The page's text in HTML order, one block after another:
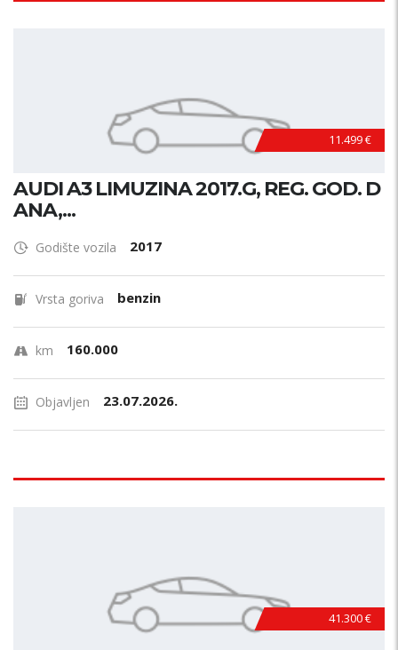
11.499 €
AUDI A3 LIMUZINA 2017.G, REG. GOD. D
ANA,...
Godište vozila 2017
Vrsta goriva benzin
km 160.000
Objavljen 23.07.2026.
41.300 €